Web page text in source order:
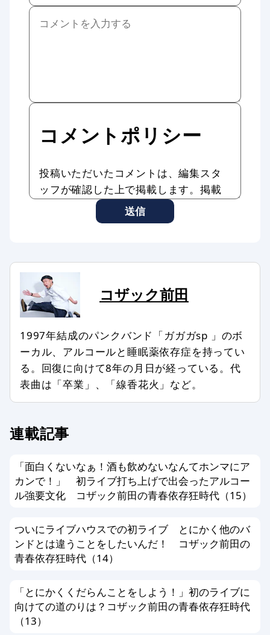
コメントポリシー
投稿いただいたコメントは、編集スタ
ッフが確認した上で掲載します。掲載
したコメントはAddiction Reportの記
事やサービスに転載、利用する場合が
ッフの判断で修正したり、全部、また
は一部を非掲載とさせていただいたり
する場合もあります。
次のようなコメントは非掲載、または
削除します。
記事との関係が認められない場合
特定の個人、組織を誹謗中傷し、名誉
を傷つける内容を含む場合
含む場合
促進を主な目的とする場合
事実に反した情報や誤解させる内容を
書いている場合
含む場合
個人情報を書き込んだ場合
その他、編集スタッフが不適切と判断
した場合
送信
コザック前田
1997年結成のパンクバンド「ガガガsp 」のボ
ーカル、アルコールと睡眠薬依存症を持ってい
る。回復に向けて8年の月日が経っている。代
表曲は「卒業」、「線香花火」など。
連載記事
「面白くないなぁ！酒も飲めないなんてホンマにア
カンで！」 初ライブ打ち上げで出会ったアルコー
ル強要文化 コザック前田の青春依存狂時代（15）
ついにライブハウスでの初ライブ とにかく他のバ
ンドとは違うことをしたいんだ！ コザック前田の
青春依存狂時代（14）
「とにかくくだらんことをしよう！」初のライブに
向けての道のりは？コザック前田の青春依存狂時代
（13）